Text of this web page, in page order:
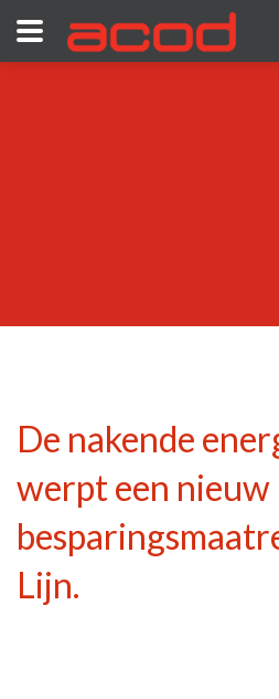
De nakende
werpt een nieuw
Lijn.